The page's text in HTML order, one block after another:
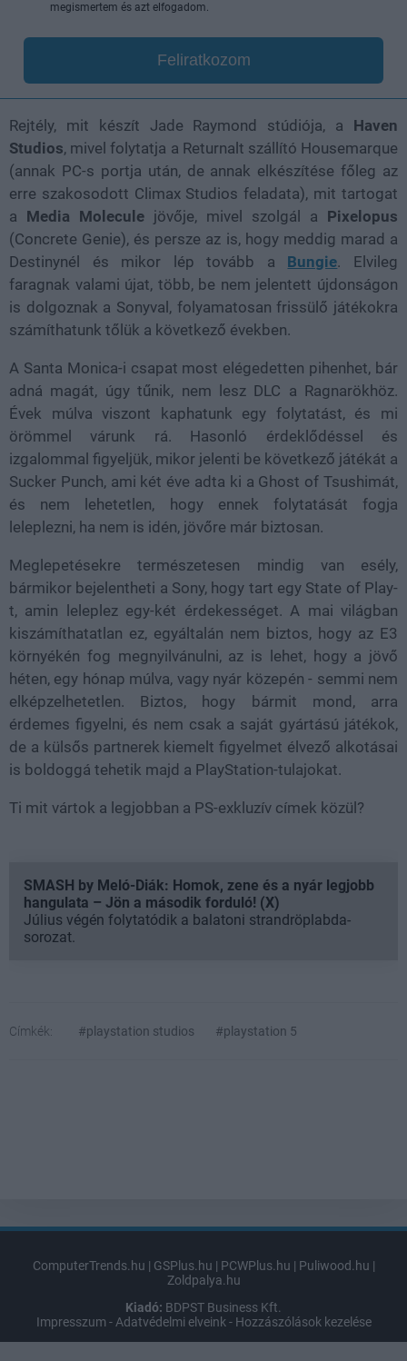
megismertem és azt elfogadom.
Feliratkozom
Rejtély, mit készít Jade Raymond stúdiója, a Haven
Studios, mivel folytatja a Returnalt szállító Housemarque
(annak PC-s portja után, de annak elkészítése főleg az
erre szakosodott Climax Studios feladata), mit tartogat
a Media Molecule jövője, mivel szolgál a Pixelopus
(Concrete Genie), és persze az is, hogy meddig marad a
Destinynél és mikor lép tovább a Bungie. Elvileg
faragnak valami újat, több, be nem jelentett újdonságon
is dolgoznak a Sonyval, folyamatosan frissülő játékokra
számíthatunk tőlük a következő években.
A Santa Monica-i csapat most elégedetten pihenhet, bár
adná magát, úgy tűnik, nem lesz DLC a Ragnarökhöz.
Évek múlva viszont kaphatunk egy folytatást, és mi
örömmel várunk rá. Hasonló érdeklődéssel és
izgalommal figyeljük, mikor jelenti be következő játékát a
Sucker Punch, ami két éve adta ki a Ghost of Tsushimát,
és nem lehetetlen, hogy ennek folytatását fogja
leleplezni, ha nem is idén, jövőre már biztosan.
Meglepetésekre természetesen mindig van esély,
bármikor bejelentheti a Sony, hogy tart egy State of Play-
t, amin leleplez egy-két érdekességet. A mai világban
kiszámíthatatlan ez, egyáltalán nem biztos, hogy az E3
környékén fog megnyilvánulni, az is lehet, hogy a jövő
héten, egy hónap múlva, vagy nyár közepén - semmi nem
elképzelhetetlen. Biztos, hogy bármit mond, arra
érdemes figyelni, és nem csak a saját gyártású játékok,
de a külsős partnerek kiemelt figyelmet élvező alkotásai
is boldoggá tehetik majd a PlayStation-tulajokat.
Ti mit vártok a legjobban a PS-exkluzív címek közül?
SMASH by Meló-Diák: Homok, zene és a nyár legjobb
hangulata – Jön a második forduló! (X)
Július végén folytatódik a balatoni strandröplabda-
sorozat.
Címkék: #playstation studios #playstation 5
ComputerTrends.hu | GSPlus.hu | PCWPlus.hu | Puliwood.hu |
Zoldpalya.hu
Kiadó: BDPST Business Kft.
Impresszum -Adatvédelmi elveink- Hozzászólások kezelése